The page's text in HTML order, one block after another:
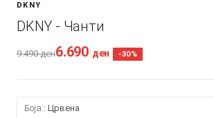
DKNY
DKNY - Чанти
9.490ден6.690 ден -30%
Боја: Црвена